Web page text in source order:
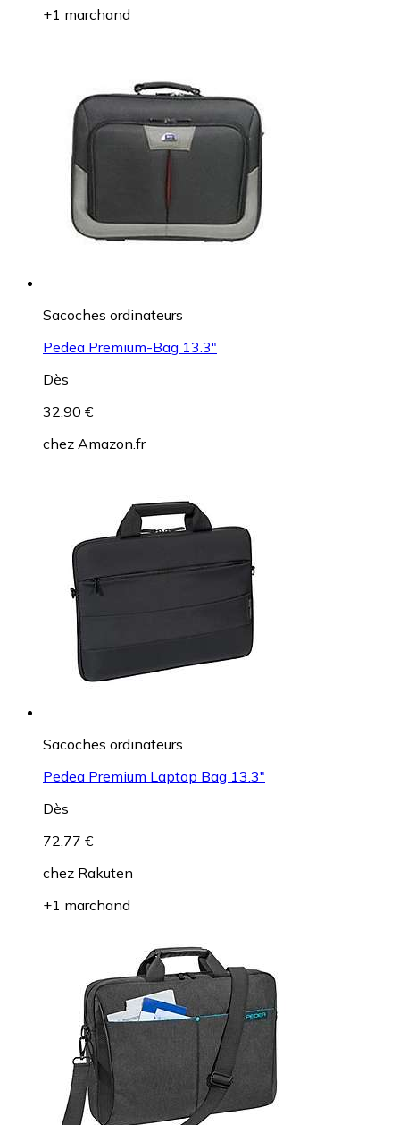
+1 marchand
Sacoches ordinateurs
Pedea Premium-Bag 13.3"
Dès
32,90 €
chez Amazon.fr
Sacoches ordinateurs
Pedea Premium Laptop Bag 13.3"
Dès
72,77 €
chez Rakuten
+1 marchand